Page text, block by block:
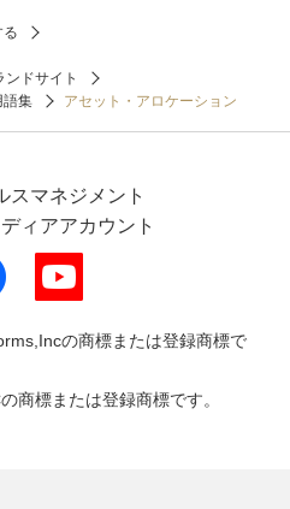
ンドサイト
語集
アセット・アロケーション
スマネジメント
ィアアカウント
の商標または登録商標で
商標または登録商標です。